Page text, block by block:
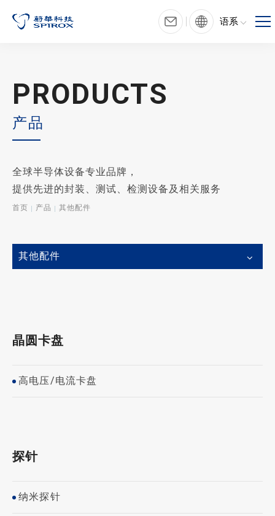
语系
PRODUCTS
产品
全球半导体设备专业品牌，
提供先进的封装、测试、检测设备及相关服务
首页 产品 其他配件
其他配件
晶圆卡盘
高电压/电流卡盘
探针
纳米探针